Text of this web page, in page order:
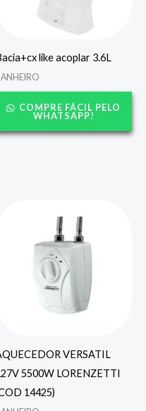
like acoplar 3.6L
COMPRE FÁCIL PELO
WHATSAPP!
VERSATIL
5500W LORENZETTI
14425)